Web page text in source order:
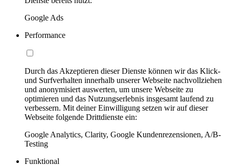
Google Ads
Performance
Durch das Akzeptieren dieser Dienste können wir das Klick-
und Surfverhalten innerhalb unserer Webseite nachvollziehen
und anonymisiert auswerten, um unsere Webseite zu
optimieren und das Nutzungserlebnis insgesamt laufend zu
verbessern. Mit deiner Einwilligung setzen wir auf dieser
Webseite folgende Drittdienste ein:
Google Analytics, Clarity, Google Kundenrezensionen, A/B-
Testing
Funktional